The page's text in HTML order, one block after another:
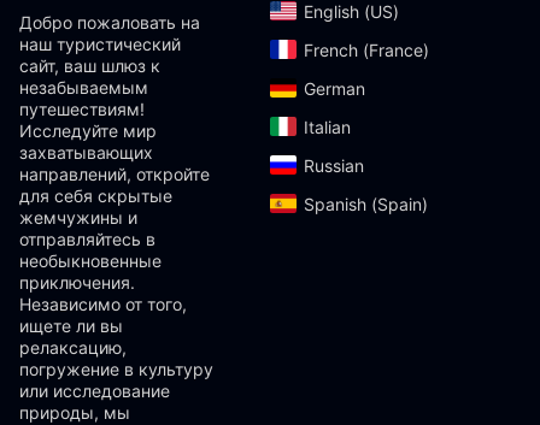
Добро пожаловать на
наш туристический
сайт, ваш шлюз к
незабываемым
путешествиям!
Исследуйте мир
захватывающих
направлений, откройте
для себя скрытые
жемчужины и
отправляйтесь в
необыкновенные
приключения.
Независимо от того,
ищете ли вы
релаксацию,
погружение в культуру
или исследование
природы, мы
English (US)‎
French (France)‎
German‎
Italian‎
Russian‎
Spanish (Spain)‎